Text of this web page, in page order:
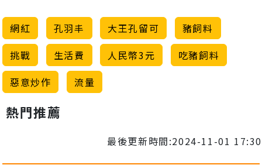
網紅 孔羽丰 大王孔留可
豬飼料
挑戰
生活費 人民幣3元
吃豬飼料
惡意炒作
流量
熱門推薦
最後更新時間:2024-11-01 17:30